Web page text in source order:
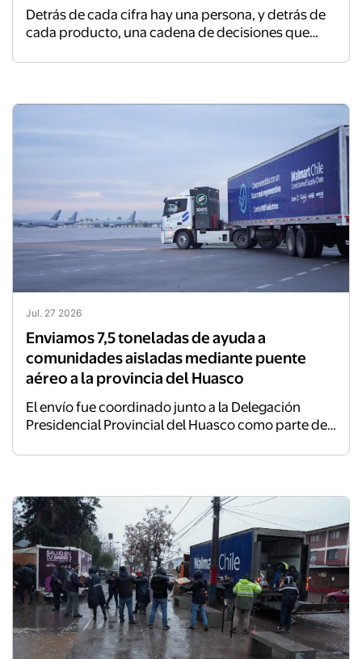
Detrás de cada cifra hay una persona, y detrás de
cada producto, una cadena de decisiones que
Jul. 27 2026
Enviamos 7,5 toneladas de ayuda a
comunidades aisladas mediante puente
aéreo a la provincia del Huasco
El envío fue coordinado junto a la Delegación
Presidencial Provincial del Huasco como parte del
inicio de la emergencia, que ya ha permitido
del país, mientras mantiene operativo el
abastecimiento de productos esenciales.